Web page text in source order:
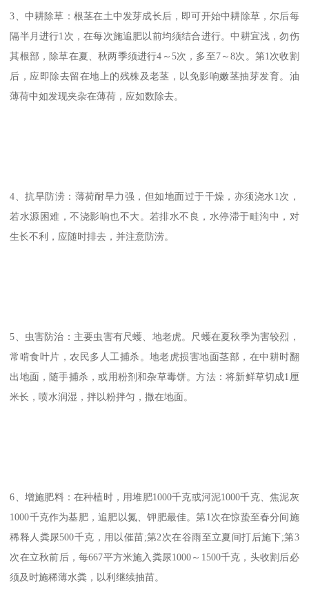
3、中耕除草：根茎在土中发芽成长后，即可开始中耕除草，尔后每
隔半月进行1次，在每次施追肥以前均须结合进行。中耕宜浅，勿伤
其根部，除草在夏、秋两季须进行4～5次，多至7～8次。第1次收割
后，应即除去留在地上的残株及老茎，以免影响嫩茎抽芽发育。油
薄荷中如发现夹杂在薄荷，应如数除去。
4、抗旱防涝：薄荷耐旱力强，但如地面过于干燥，亦须浇水1次，
若水源困难，不浇影响也不大。若排水不良，水停滞于畦沟中，对
生长不利，应随时排去，并注意防涝。
5、虫害防治：主要虫害有尺蠖、地老虎。尺蠖在夏秋季为害较烈，
常啃食叶片，农民多人工捕杀。地老虎损害地面茎部，在中耕时翻
出地面，随手捕杀，或用粉剂和杂草毒饼。方法：将新鲜草切成1厘
米长，喷水润湿，拌以粉拌匀，撒在地面。
6、增施肥料：在种植时，用堆肥1000千克或河泥1000千克、焦泥灰
1000千克作为基肥，追肥以氮、钾肥最佳。第1次在惊蛰至春分间施
稀释人粪尿500千克，用以催苗;第2次在谷雨至立夏间打后施下;第3
次在立秋前后，每667平方米施入粪尿1000～1500千克，头收割后必
须及时施稀薄水粪，以利继续抽苗。